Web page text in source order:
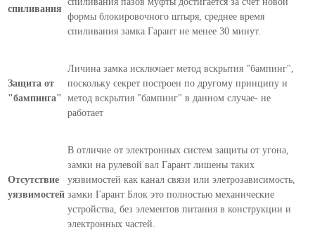
спиливания
формы блокировочного штыря, среднее время
спиливания замка Гарант не менее 30 минут.
Защита от
"бампинга"
Личина замка исключает метод вскрытия "бампинг",
поскольку секрет построен по другому принципу и
метод вскрытия "бампинг" в данном случае- не
работает
Отсутствие
уязвимостей
В отличие от электронных систем защиты от угона,
замки на рулевой вал Гарант лишены таких
уязвимостей как канал связи или элетрозависимость,
замки Гарант Блок это полностью механические
устройства, без элементов питания в конструкции и
электронных частей.